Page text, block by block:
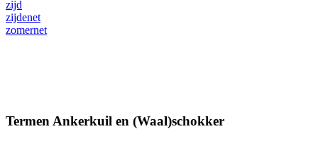
zijd
zijdenet
zomernet
Termen Ankerkuil en (Waal)schokker